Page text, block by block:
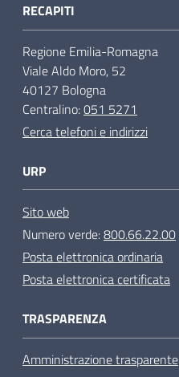
RECAPITI
Regione Emilia-Romagna
Viale Aldo Moro, 52
40127 Bologna
Centralino:051 5271
Cerca telefoni e indirizzi
URP
Sito web
Numero verde:800.66.22.00
Posta elettronica ordinaria
Posta elettronica certificata
TRASPARENZA
Amministrazione trasparente